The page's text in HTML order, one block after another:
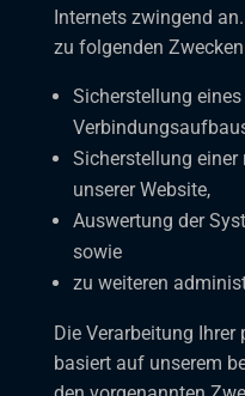
Internets zwingend
zu folgenden
Sicherstellung
Sicherstellung
unserer Website,
Auswertung der
sowie
zu weiteren
Die Verarbeitung Ihrer
basiert auf unserem